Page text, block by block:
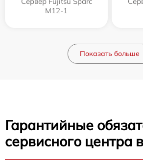
M12-1
Показать больше
Гарантийные
сервисного центра